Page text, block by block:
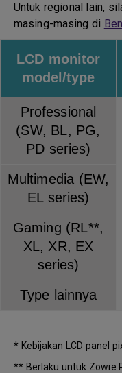
Untuk regional lain,
masing-masing di
LCD monitor
model/type
Professional
(SW, BL, PG,
PD series)
Multimedia (EW,
EL series)
Gaming (RL**,
XL, XR, EX
series)
Type lainnya
* Kebijakan LCD panel
** Berlaku untuk Zowie